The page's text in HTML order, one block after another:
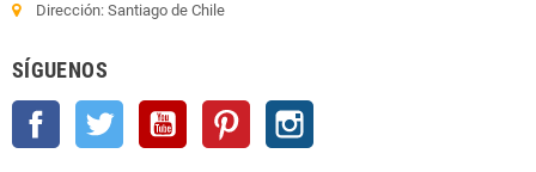
Dirección: Santiago de Chile
SÍGUENOS
Facebook Twitter YouTube Pinterest